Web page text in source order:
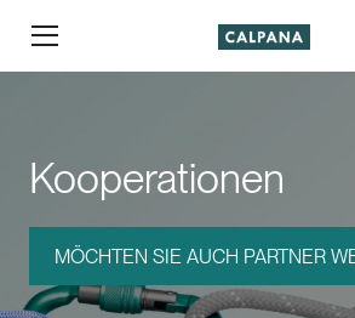
Kooperationen
MÖCHTEN SIE AUCH PARTNER